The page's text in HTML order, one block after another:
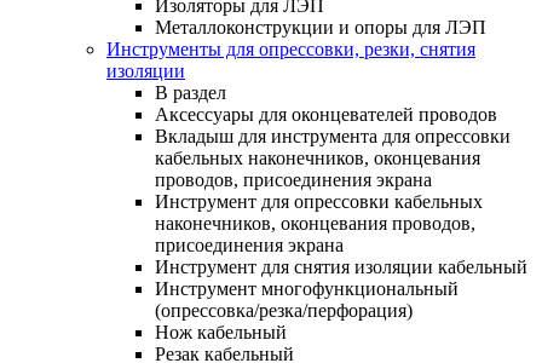
Изоляторы для ЛЭП
Металлоконструкции и опоры для ЛЭП
Инструменты для опрессовки, резки, снятия
изоляции
В раздел
Аксессуары для оконцевателей проводов
Вкладыш для инструмента для опрессовки
кабельных наконечников, оконцевания
проводов, присоединения экрана
Инструмент для опрессовки кабельных
наконечников, оконцевания проводов,
присоединения экрана
Инструмент для снятия изоляции кабельный
Инструмент многофункциональный
(опрессовка/резка/перфорация)
Нож кабельный
Резак кабельный